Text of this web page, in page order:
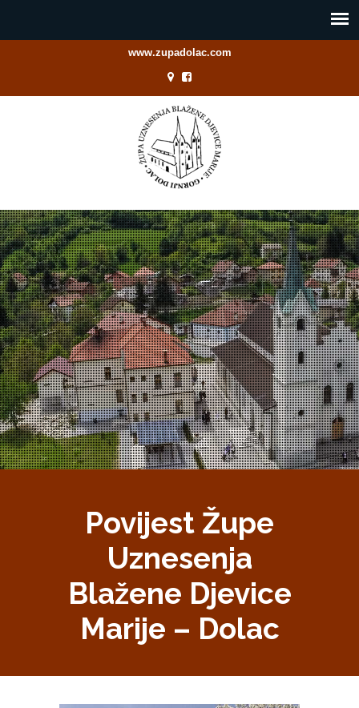
www.zupadolac.com
Povijest Župe
Uznesenja
Blažene Djevice
Marije – Dolac